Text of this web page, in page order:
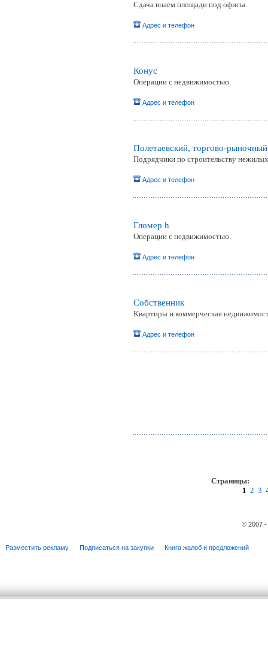
Сдача внаем площади под офисы.
Адрес и телефон
Конус
Операции с недвижимостью.
Адрес и телефон
Полетаевский, торгово-
Подрядчики по строительству
Адрес и телефон
Гломер h
Операции с недвижимостью.
Адрес и телефон
Собственник
Квартиры и коммерческая
Адрес и телефон
Страницы:
1 2 3
© 2007
Разместить рекламу Подписаться на закупки Книга жалоб и предложений